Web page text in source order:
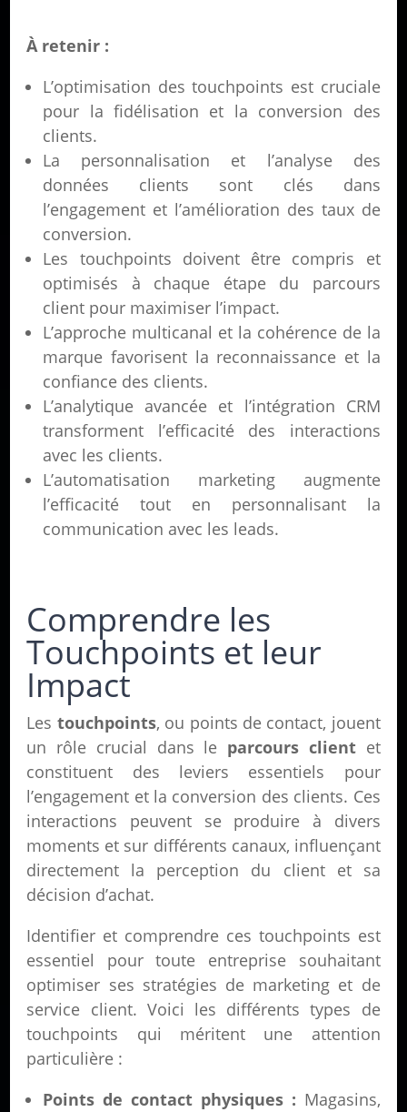
À retenir :
L’optimisation des touchpoints est cruciale
pour la fidélisation et la conversion des
clients.
La personnalisation et l’analyse des
données clients sont clés dans
l’engagement et l’amélioration des taux de
conversion.
Les touchpoints doivent être compris et
optimisés à chaque étape du parcours
client pour maximiser l’impact.
L’approche multicanal et la cohérence de la
marque favorisent la reconnaissance et la
confiance des clients.
L’analytique avancée et l’intégration CRM
transforment l’efficacité des interactions
avec les clients.
L’automatisation marketing augmente
l’efficacité tout en personnalisant la
communication avec les leads.
Comprendre les
Touchpoints et leur
Impact
Les touchpoints, ou points de contact, jouent
un rôle crucial dans le parcours clientet
constituent des leviers essentiels pour
l’engagement et la conversion des clients. Ces
interactions peuvent se produire à divers
moments et sur différents canaux, influençant
directement la perception du client et sa
décision d’achat.
Identifier et comprendre ces touchpoints est
essentiel pour toute entreprise souhaitant
optimiser ses stratégies de marketing et de
service client. Voici les différents types de
touchpoints qui méritent une attention
particulière :
Points de contact physiques : Magasins,